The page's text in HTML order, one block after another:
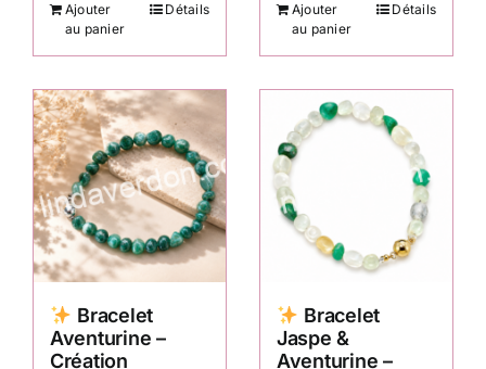
Ajouter
au panier
Détails
Ajouter
au panier
Détails
Bracelet
Aventurine –
Création
Bracelet
Jaspe &
Aventurine –